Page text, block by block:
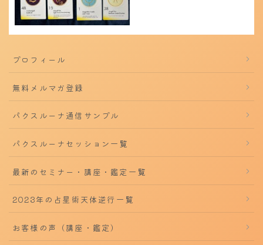
プロフィール
無料メルマガ登録
パクスルーナ通信サンプル
パクスルーナセッション一覧
最新のセミナー・講座・鑑定一覧
2023年の占星術天体逆行一覧
お客様の声（講座・鑑定）